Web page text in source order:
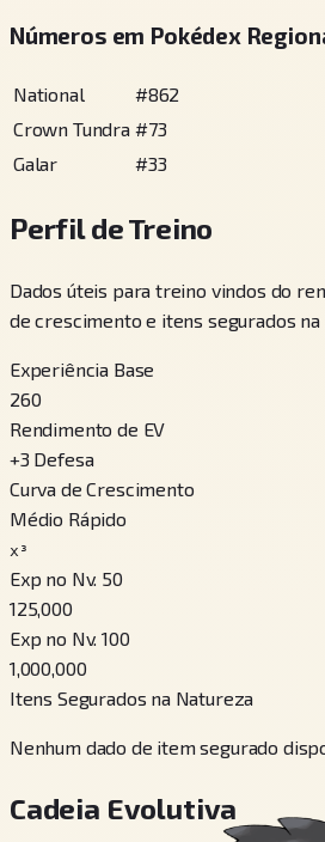
Números em Pokédex
National #862
Crown Tundra #73
Galar
#33
Perfil de Treino
Dados úteis para treino vindos do
de crescimento e itens segurados na
Experiência Base
260
Rendimento de EV
+3 Defesa
Curva de Crescimento
Médio Rápido
x³
Exp no Nv. 50
125,000
Exp no Nv. 100
1,000,000
Itens Segurados na Natureza
Nenhum dado de item segurado
Cadeia Evolutiva